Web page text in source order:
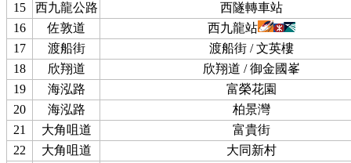
15
西九龍公路
西隧轉車站
16
佐敦道
西九龍站
17
渡船街
渡船街 / 文英樓
18
欣翔道
欣翔道 / 御金國峯
19
海泓路
富榮花園
20
海泓路
柏景灣
21
大角咀道
富貴街
22
大角咀道
大同新村